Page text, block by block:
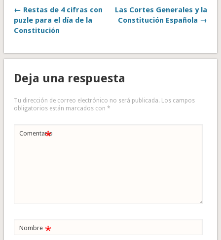
← Restas de 4 cifras con
puzle para el día de la
Constitución
Las Cortes Generales y la
Constitución Española →
Deja una respuesta
Tu dirección de correo electrónico no será publicada. Los campos
obligatorios están marcados con *
Comentario
*
Nombre *